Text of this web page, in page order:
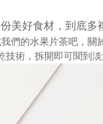
美好食材，到底多
們的水果片茶吧，關
技術， 拆開即可聞到